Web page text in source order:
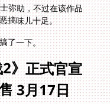
弥助，不过在该作品
搞味儿十足。
了一下。
》正式官宣
售 3月17日